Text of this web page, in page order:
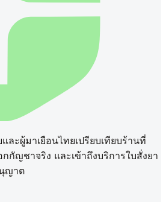
ละผู้มาเยือนไทยเปรียบเทียบร้านที่
กัญชาจริง และเข้าถึงบริการใบสั่งยา
ญาต